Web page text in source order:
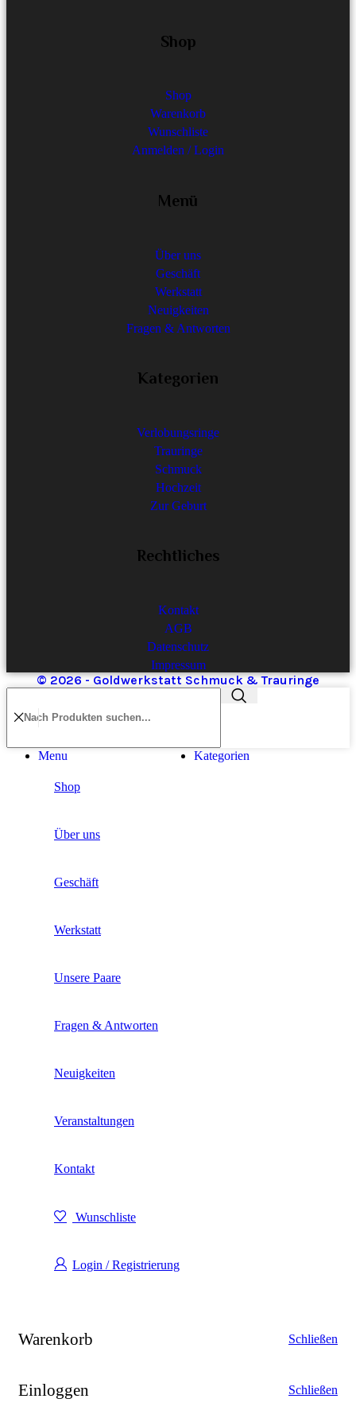
Shop
Shop
Warenkorb
Wunschliste
Anmelden / Login
Menü
Über uns
Geschäft
Werkstatt
Neuigkeiten
Fragen & Antworten
Kategorien
Verlobungsringe
Trauringe
Schmuck
Hochzeit
Zur Geburt
Rechtliches
Kontakt
AGB
Datenschutz
Impressum
© 2026 - Goldwerkstatt Schmuck & Trauringe
Menu Kategorien
Shop
Über uns
Geschäft
Werkstatt
Unsere Paare
Fragen & Antworten
Neuigkeiten
Veranstaltungen
Kontakt
Wunschliste
Login / Registrierung
Warenkorb Schließen
Einloggen Schließen